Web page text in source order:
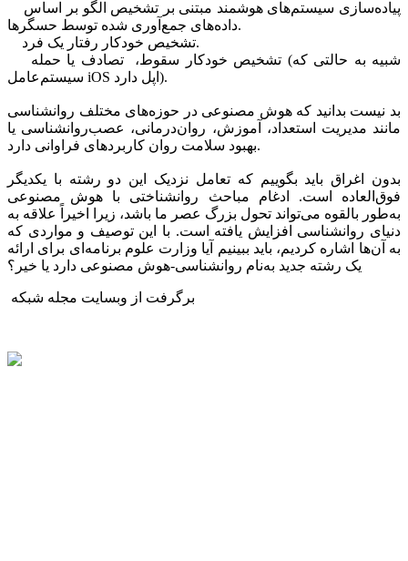
داده‌های جمع‌آوری شده توسط حسگر‌ها.
تشخیص خودکار رفتار یک فرد.
سیستم‌عامل iOS اپل دارد).
بد نیست بدانید که هوش مصنوعی در حوزه‌های مختلف روانشناسی
مانند مدیریت استعداد، آموزش، روان‌درمانی، عصب‌روانشناسی یا
بهبود سلامت روان کاربردهای فراوانی دارد.
بدون اغراق باید بگوییم که تعامل نزدیک این دو رشته با یکدیگر
فوق‌العاده است. ادغام مباحث روانشناختی با هوش مصنوعی
به‌طور بالقوه می‌تواند تحول بزرگ عصر ما باشد، زیرا اخیراً علاقه به
دنیای روانشناسی افزایش یافته است. با این توصیف و مواردی که
به آن‌ها اشاره کردیم، باید ببینیم آیا وزارت علوم برنامه‌ای برای ارائه
یک رشته جدید به‌نام روانشناسی-هوش‌ مصنوعی دارد یا خیر؟
برگرفت از وبسایت مجله شبکه